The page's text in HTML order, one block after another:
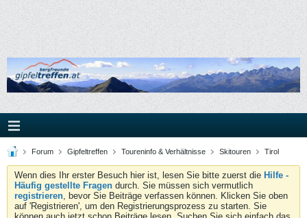
Forum Gipfeltreffen Toureninfo & Verhältnisse Skitouren Tirol
Wenn dies Ihr erster Besuch hier ist, lesen Sie bitte zuerst die Hilfe -
Häufig gestellte Fragen durch. Sie müssen sich vermutlich
registrieren, bevor Sie Beiträge verfassen können. Klicken Sie oben
auf 'Registrieren', um den Registrierungsprozess zu starten. Sie